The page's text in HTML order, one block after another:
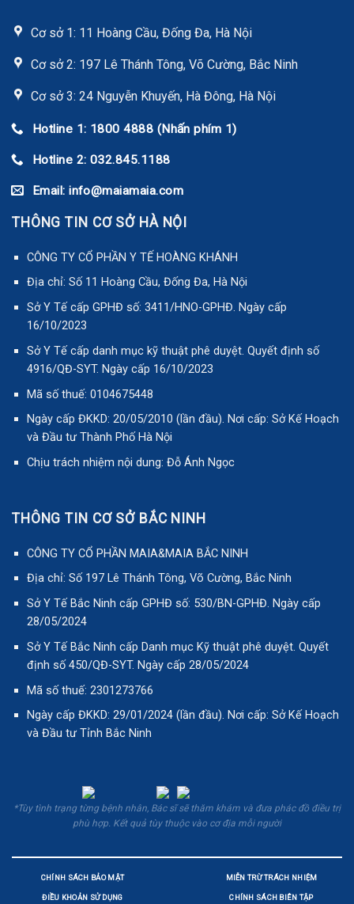
Cơ sở 1: 11 Hoàng Cầu, Đống Đa, Hà Nội
Cơ sở 2: 197 Lê Thánh Tông, Võ Cường, Bắc Ninh
Cơ sở 3: 24 Nguyễn Khuyến, Hà Đông, Hà Nội
Hotline 1: 1800 4888 (Nhấn phím 1)
Hotline 2: 032.845.1188
Email: info@maiamaia.com
THÔNG TIN CƠ SỞ HÀ NỘI
CÔNG TY CỔ PHẦN Y TẾ HOÀNG KHÁNH
Địa chỉ: Số 11 Hoàng Cầu, Đống Đa, Hà Nội
Sở Y Tế cấp GPHĐ số: 3411/HNO-GPHĐ. Ngày cấp
16/10/2023
Sở Y Tế cấp danh mục kỹ thuật phê duyệt. Quyết định số
4916/QĐ-SYT. Ngày cấp 16/10/2023
Mã số thuế: 0104675448
Ngày cấp ĐKKD: 20/05/2010 (lần đầu). Nơi cấp: Sở Kế Hoạch
và Đầu tư Thành Phố Hà Nội
Chịu trách nhiệm nội dung: Đỗ Ánh Ngọc
THÔNG TIN CƠ SỞ BẮC NINH
CÔNG TY CỔ PHẦN MAIA&MAIA BẮC NINH
Địa chỉ: Số 197 Lê Thánh Tông, Võ Cường, Bắc Ninh
Sở Y Tế Bắc Ninh cấp GPHĐ số: 530/BN-GPHĐ. Ngày cấp
28/05/2024
Sở Y Tế Bắc Ninh cấp Danh mục Kỹ thuật phê duyệt. Quyết
định số 450/QĐ-SYT. Ngày cấp 28/05/2024
Mã số thuế: 2301273766
Ngày cấp ĐKKD: 29/01/2024 (lần đầu). Nơi cấp: Sở Kế Hoạch
và Đầu tư Tỉnh Bắc Ninh
*Tùy tình trạng từng bệnh nhân, Bác sĩ sẽ thăm khám và đưa phác đồ điều trị
phù hợp. Kết quả tùy thuộc vào cơ địa mỗi người
CHÍNH SÁCH BẢO MẬT
ĐIỀU KHOẢN SỬ DỤNG
MIỄN TRỪ TRÁCH NHIỆM
CHÍNH SÁCH BIÊN TẬP